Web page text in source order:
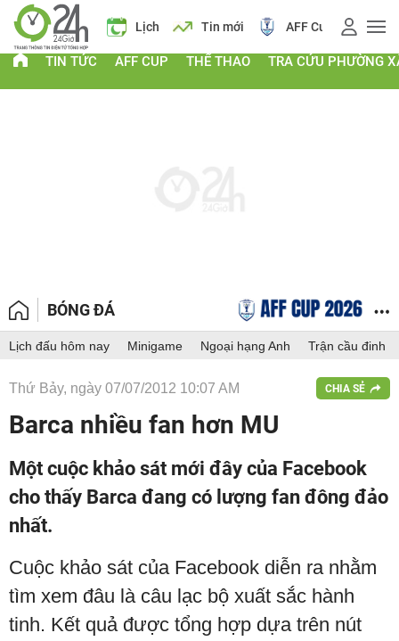
vàng Lịch Tin mới AFF Cup Giá vàng
TIN TỨC AFF CUP THỂ THAO TRA CỨU PHƯỜNG
BÓNG ĐÁ
Lịch đấu hôm nay Minigame Ngoại hạng Anh Trận cầu đinh
Thứ Bảy, ngày 07/07/2012 10:07 AM CHIA SẺ
Barca nhiều fan hơn MU
Một cuộc khảo sát mới đây của Facebook
cho thấy Barca đang có lượng fan đông đảo
nhất.
Cuộc khảo sát của Facebook diễn ra nhằm
tìm xem đâu là câu lạc bộ xuất sắc hành
tinh. Kết quả được tổng hợp dựa trên nút